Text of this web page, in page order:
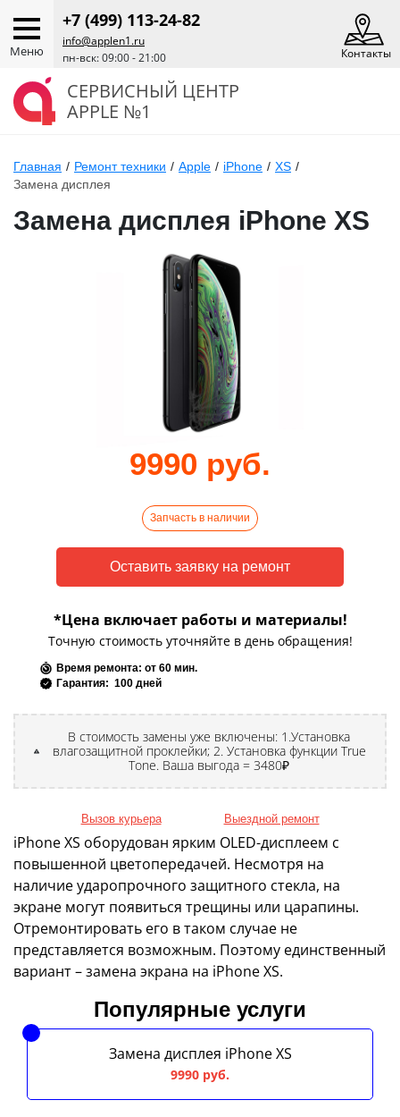
Меню
+7 (499) 113-24-82
info@applen1.ru
пн-вск: 09:00 - 21:00
Контакты
СЕРВИСНЫЙ ЦЕНТР
APPLE №1
Главная / Ремонт техники / Apple / iPhone / XS /
Замена дисплея
Замена дисплея iPhone XS
9990 руб.
Запчасть в наличии
*Цена включает работы и материалы!
Точную стоимость уточняйте в день обращения!
Время ремонта: от 60 мин.
Гарантия: 100 дней
В стоимость замены уже включены: 1.Установка
влагозащитной проклейки; 2. Установка функции True
Tone. Ваша выгода = 3480₽
Вызов курьера Выездной ремонт
iPhone XS оборудован ярким OLED-дисплеем с
повышенной цветопередачей. Несмотря на
наличие ударопрочного защитного стекла, на
экране могут появиться трещины или царапины.
Отремонтировать его в таком случае не
представляется возможным. Поэтому единственный
вариант – замена экрана на iPhone XS.
Популярные услуги
Замена дисплея iPhone XS
9990 руб.